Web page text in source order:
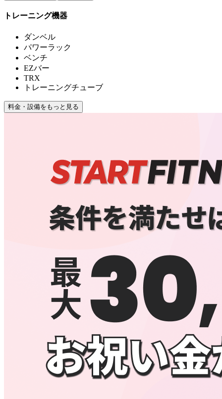
トレーニング機器
ダンベル
パワーラック
ベンチ
EZバー
TRX
トレーニングチューブ
料金・設備をもっと見る